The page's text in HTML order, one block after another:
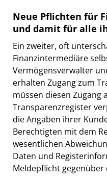
Neue Pflichten für
und damit für alle
Ein zweiter, oft
Finanzintermediäre
Vermögensverwalter
erhalten Zugang zum
müssen diesen Zugang
Transparenzregister
die Angaben ihrer
Berechtigten mit dem
wesentlichen
Daten und
Meldepflicht gegenüber